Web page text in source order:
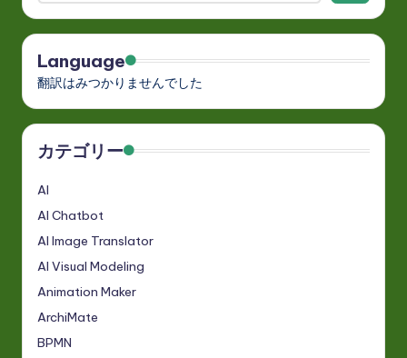
Language
翻訳はみつかりませんでした
カテゴリー
AI
AI Chatbot
AI Image Translator
AI Visual Modeling
Animation Maker
ArchiMate
BPMN